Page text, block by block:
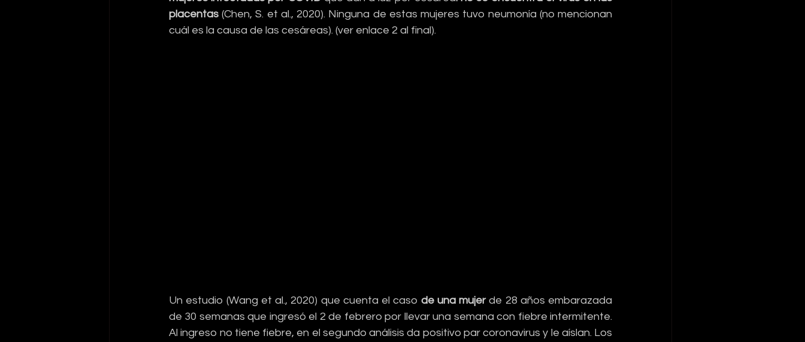
placentas (Chen, S. et al., 2020). Ninguna de estas mujeres tuvo neumonía (no mencionan
cuál es la causa de las cesáreas). (ver enlace 2 al final).
Un estudio (Wang et al., 2020) que cuenta el caso de una mujer de 28 años embarazada
de 30 semanas que ingresó el 2 de febrero por llevar una semana con fiebre intermitente.
Al ingreso no tiene fiebre, en el segundo análisis da positivo par coronavirus y le aíslan. Los